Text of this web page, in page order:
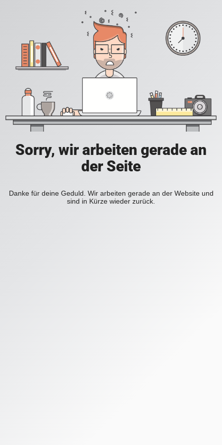
Sorry, wir arbeiten gerade an
der Seite
Danke für deine Geduld. Wir arbeiten gerade an der Website und
sind in Kürze wieder zurück.